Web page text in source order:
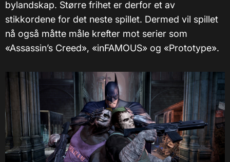
bylandskap. Større frihet er derfor et av
stikkordene for det neste spillet. Dermed vil spillet
nå også måtte måle krefter mot serier som
«Assassin’s Creed», «inFAMOUS» og «Prototype».